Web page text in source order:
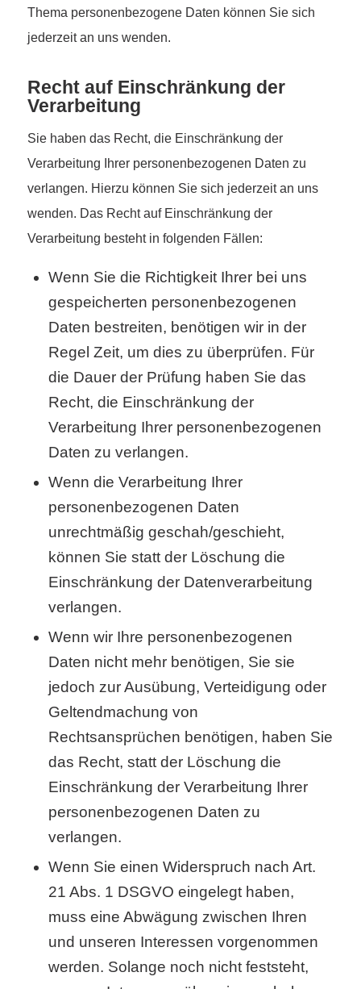
Thema personenbezogene Daten können Sie sich
jederzeit an uns wenden.
Recht auf Einschränkung der
Verarbeitung
Sie haben das Recht, die Einschränkung der
Verarbeitung Ihrer personenbezogenen Daten zu
verlangen. Hierzu können Sie sich jederzeit an uns
wenden. Das Recht auf Einschränkung der
Verarbeitung besteht in folgenden Fällen:
Wenn Sie die Richtigkeit Ihrer bei uns
gespeicherten personenbezogenen
Daten bestreiten, benötigen wir in der
Regel Zeit, um dies zu überprüfen. Für
die Dauer der Prüfung haben Sie das
Recht, die Einschränkung der
Verarbeitung Ihrer personenbezogenen
Daten zu verlangen.
Wenn die Verarbeitung Ihrer
personenbezogenen Daten
unrechtmäßig geschah/geschieht,
können Sie statt der Löschung die
Einschränkung der Datenverarbeitung
verlangen.
Wenn wir Ihre personenbezogenen
Daten nicht mehr benötigen, Sie sie
jedoch zur Ausübung, Verteidigung oder
Geltendmachung von
Rechtsansprüchen benötigen, haben Sie
das Recht, statt der Löschung die
Einschränkung der Verarbeitung Ihrer
personenbezogenen Daten zu
verlangen.
Wenn Sie einen Widerspruch nach Art.
21 Abs. 1 DSGVO eingelegt haben,
muss eine Abwägung zwischen Ihren
und unseren Interessen vorgenommen
werden. Solange noch nicht feststeht,